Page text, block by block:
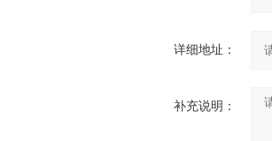
详细地址：
补充说明：